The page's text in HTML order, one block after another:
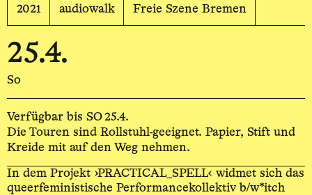
2021 audiowalk Freie Szene Bremen
25.4.
So
Verfügbar bis SO 25.4.
Die Touren sind Rollstuhl-geeignet. Papier, Stift und
Kreide mit auf den Weg nehmen.
In dem Projekt ›PRACTICAL_SPELL‹ widmet sich das
queerfeministische Performancekollektiv b/w*itch